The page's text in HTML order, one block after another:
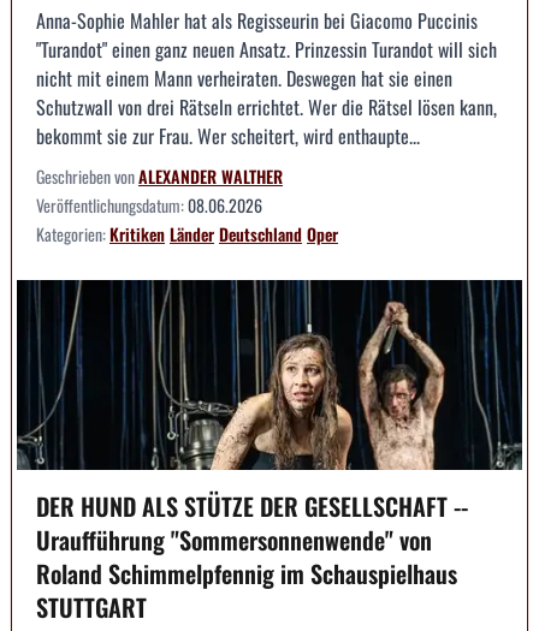
Anna-Sophie Mahler hat als Regisseurin bei Giacomo Puccinis
"Turandot" einen ganz neuen Ansatz. Prinzessin Turandot will sich
nicht mit einem Mann verheiraten. Deswegen hat sie einen
Schutzwall von drei Rätseln errichtet. Wer die Rätsel lösen kann,
bekommt sie zur Frau. Wer scheitert, wird enthaupte...
Geschrieben vonALEXANDER WALTHER
Veröffentlichungsdatum:08.06.2026
Kategorien:KritikenLänderDeutschlandOper
DER HUND ALS STÜTZE DER GESELLSCHAFT --
Uraufführung "Sommersonnenwende" von
Roland Schimmelpfennig im Schauspielhaus
STUTTGART